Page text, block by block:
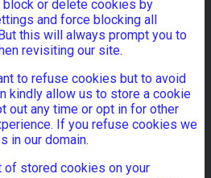
block or delete cookies by
and force blocking all
this will always prompt you to
revisiting our site.
to refuse cookies but to avoid
kindly allow us to store a cookie
out any time or opt in for other
If you refuse cookies we
in our domain.
of stored cookies on your